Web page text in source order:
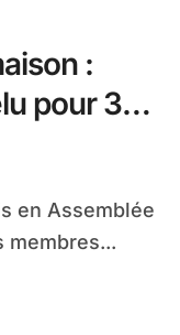
:
pour 3
Conseil
membres...